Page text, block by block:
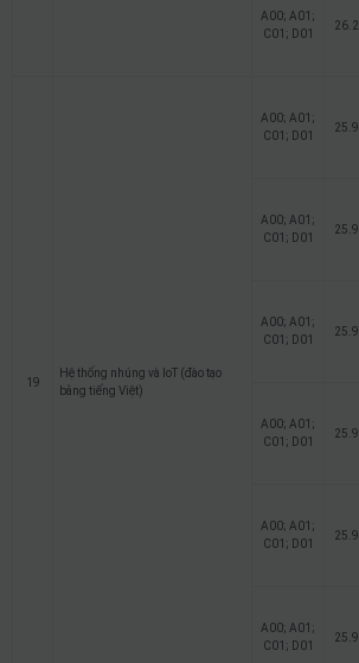
A00; A01;
C01; D01
26.2
19
Hệ thống nhúng và IoT (đào tạo
bằng tiếng Việt)
A00; A01;
C01; D01
25.9
A00; A01;
C01; D01
25.9
A00; A01;
C01; D01
25.9
A00; A01;
C01; D01
25.9
A00; A01;
C01; D01
25.9
A00; A01;
C01; D01
25.9